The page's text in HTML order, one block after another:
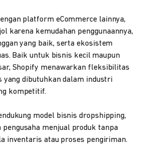
platform eCommerce lainnya,
karena kemudahan penggunaannya,
yang baik, serta ekosistem
Baik untuk bisnis kecil maupun
Shopify menawarkan fleksibilitas
yang dibutuhkan dalam industri
kompetitif.
model bisnis dropshipping,
menjual produk tanpa
inventaris atau proses pengiriman.